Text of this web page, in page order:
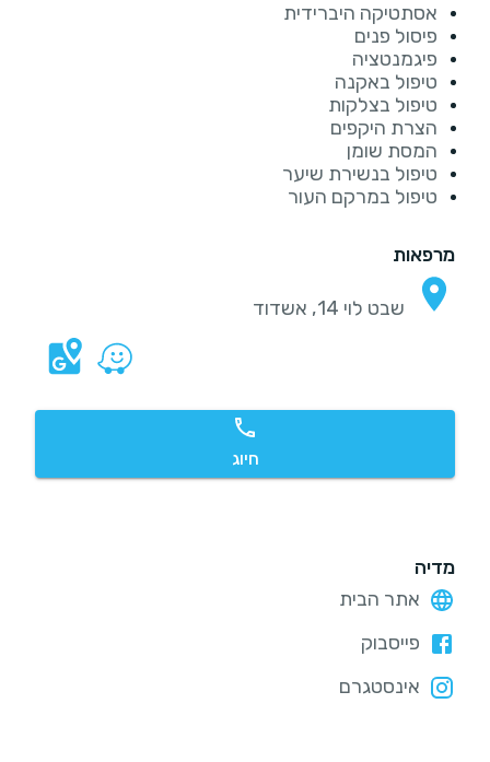
אסתטיקה היברידית
פיסול פנים
פיגמנטציה
טיפול באקנה
טיפול בצלקות
הצרת היקפים
המסת שומן
טיפול בנשירת שיער
טיפול במרקם העור
מרפאות
שבט לוי 14, אשדוד
חיוג
מדיה
אתר הבית
פייסבוק
אינסטגרם